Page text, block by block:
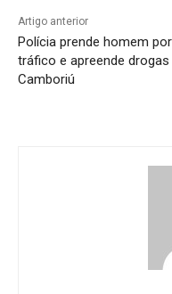
Artigo anterior
Polícia prende homem por
tráfico e apreende drogas
Camboriú